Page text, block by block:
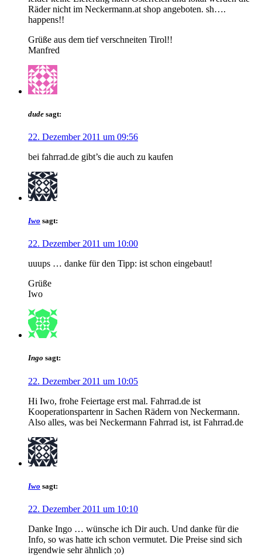
Räder nicht im Neckermann.at shop angeboten. sh….
happens!!
Grüße aus dem tief verschneiten Tirol!!
Manfred
dude sagt:
22. Dezember 2011 um 09:56
bei fahrrad.de gibt’s die auch zu kaufen
Iwo sagt:
22. Dezember 2011 um 10:00
uuups … danke für den Tipp: ist schon eingebaut!
Grüße
Iwo
Ingo sagt:
22. Dezember 2011 um 10:05
Hi Iwo, frohe Feiertage erst mal. Fahrrad.de ist
Kooperationspartenr in Sachen Rädern von Neckermann.
Also alles, was bei Neckermann Fahrrad ist, ist Fahrrad.de
Iwo sagt:
22. Dezember 2011 um 10:10
Danke Ingo … wünsche ich Dir auch. Und danke für die
Info, so was hatte ich schon vermutet. Die Preise sind sich
irgendwie sehr ähnlich ;o)